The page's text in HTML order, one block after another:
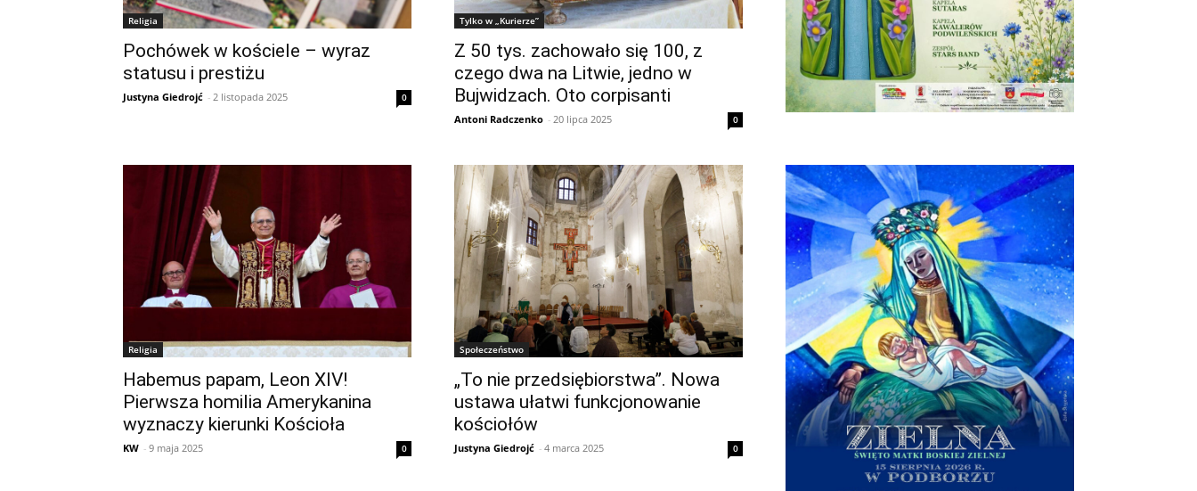
Religia
Pochówek w kościele – wyraz
statusu i prestiżu
Justyna Giedrojć - 2 listopada 2025 0
Tylko w „Kurierze”
Z 50 tys. zachowało się 100, z
czego dwa na Litwie, jedno w
Bujwidzach. Oto corpisanti
Antoni Radczenko - 20 lipca 2025 0
Religia
Habemus papam, Leon XIV!
Pierwsza homilia Amerykanina
wyznaczy kierunki Kościoła
KW - 9 maja 2025 0
Społeczeństwo
„To nie przedsiębiorstwa”. Nowa
ustawa ułatwi funkcjonowanie
kościołów
Justyna Giedrojć - 4 marca 2025 0